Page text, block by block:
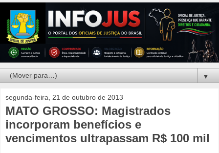
▼
segunda-feira, 21 de outubro de 2013
MATO GROSSO: Magistrados
incorporam benefícios e
vencimentos ultrapassam R$ 100 mil